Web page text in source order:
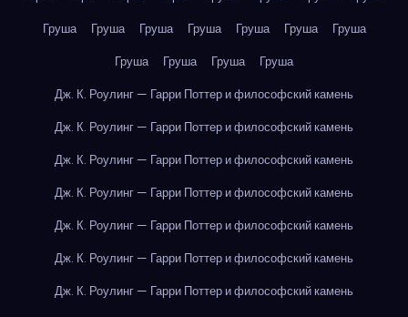
Груша
Груша Груша Груша Груша Груша
Груша
Груша
Груша Груша
Груша
Дж. К. Роулинг — Гарри Поттер и философский камень
Дж. К. Роулинг — Гарри Поттер и философский камень
Дж. К. Роулинг — Гарри Поттер и философский камень
Дж. К. Роулинг — Гарри Поттер и философский камень
Дж. К. Роулинг — Гарри Поттер и философский камень
Дж. К. Роулинг — Гарри Поттер и философский камень
Дж. К. Роулинг — Гарри Поттер и философский камень